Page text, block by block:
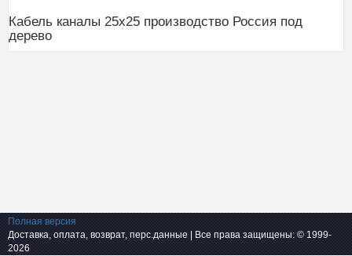
Кабель каналы 25x25 производство Россия под
дерево
Полная версия
Доставка, оплата, возврат, перс.данные | Все права защищены: © 1999-
2026